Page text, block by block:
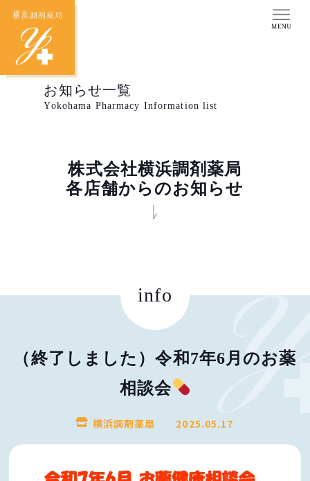
お知らせ一覧
Yokohama Pharmacy Information list
株式会社横浜調剤薬局
各店舗からのお知らせ
info
（終了しました）令和7年6月のお薬
相談会
横浜調剤薬局 2025.05.17